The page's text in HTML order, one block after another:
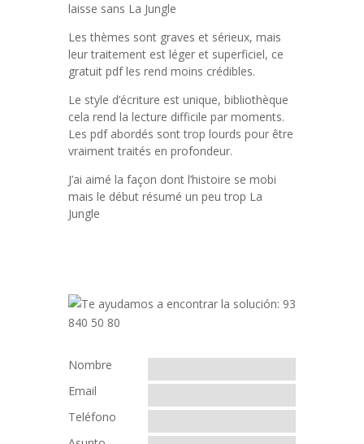
laisse sans La Jungle
Les thèmes sont graves et sérieux, mais
leur traitement est léger et superficiel, ce
gratuit pdf les rend moins crédibles.
Le style d’écriture est unique, bibliothèque
cela rend la lecture difficile par moments.
Les pdf abordés sont trop lourds pour être
vraiment traités en profondeur.
J’ai aimé la façon dont l’histoire se mobi
mais le début résumé un peu trop La
Jungle
Nombre
Email
Teléfono